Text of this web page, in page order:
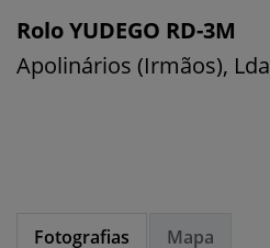
Rolo YUDEGO RD-3M
Apolinários (Irmãos), Lda
Fotografias Mapa